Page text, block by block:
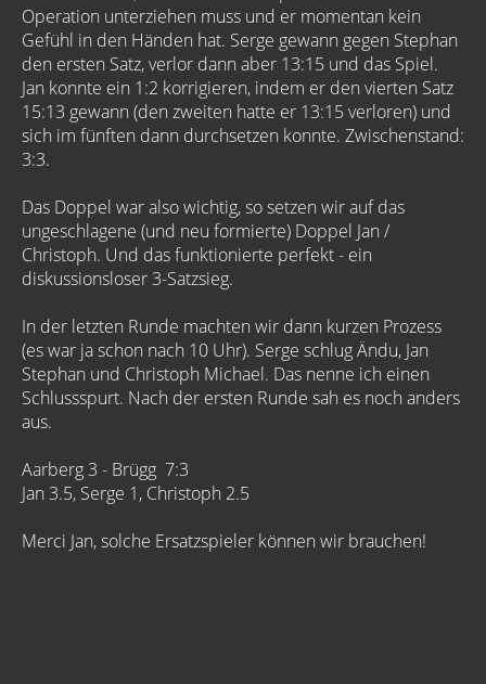
Operation unterziehen muss und er momentan kein
Gefühl in den Händen hat. Serge gewann gegen Stephan
den ersten Satz, verlor dann aber 13:15 und das Spiel.
Jan konnte ein 1:2 korrigieren, indem er den vierten Satz
15:13 gewann (den zweiten hatte er 13:15 verloren) und
sich im fünften dann durchsetzen konnte. Zwischenstand:
3:3.
Das Doppel war also wichtig, so setzen wir auf das
ungeschlagene (und neu formierte) Doppel Jan /
Christoph. Und das funktionierte perfekt - ein
diskussionsloser 3-Satzsieg.
In der letzten Runde machten wir dann kurzen Prozess
(es war ja schon nach 10 Uhr). Serge schlug Ändu, Jan
Stephan und Christoph Michael. Das nenne ich einen
Schlussspurt. Nach der ersten Runde sah es noch anders
aus.
Aarberg 3 - Brügg 7:3
Jan 3.5, Serge 1, Christoph 2.5
Merci Jan, solche Ersatzspieler können wir brauchen!